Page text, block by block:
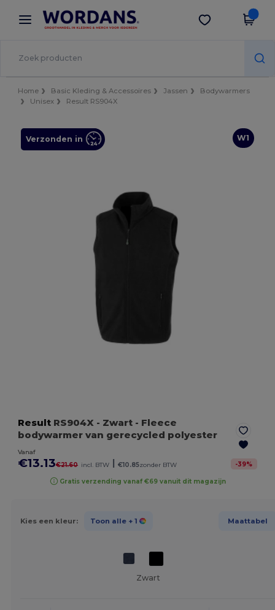
× Wordans-app
Betere prijzen in de app!
Download app
Home Basic Kleding & Accessoires Jassen
Bodywarmers
Unisex
Result RS904X
W1
Verzonden in
Result RS904X - Zwart - Fleece
bodywarmer van gerecycled polyester
Vanaf
€13.13€21.60 incl. BTW | €10.85zonder BTW -39%
Gratis verzending vanaf €69 vanuit dit magazijn
Kies een kleur: Toon alle + 1 Maattabel
Zwart